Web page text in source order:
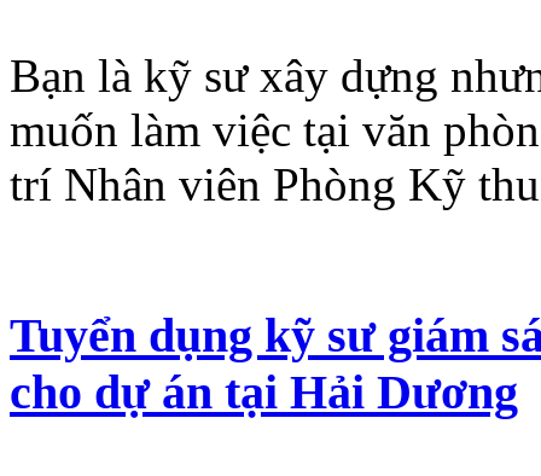
Bạn là kỹ sư xây dựng
muốn làm việc tại văn
trí Nhân viên Phòng Kỹ
Tuyển dụng kỹ sư giám
cho dự án tại Hải Dương